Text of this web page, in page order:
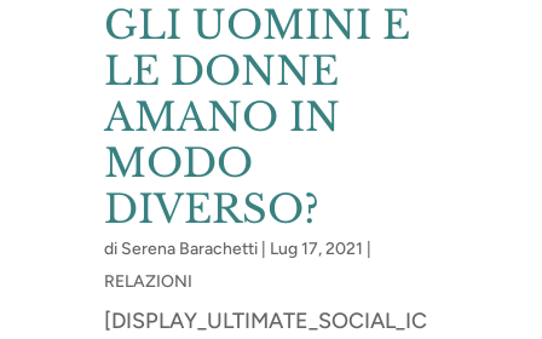
GLI UOMINI E
LE DONNE
AMANO IN
MODO
DIVERSO?
di Serena Barachetti Lug 17, 2021
RELAZIONI
[DISPLAY_ULTIMATE_SOCIAL_IC